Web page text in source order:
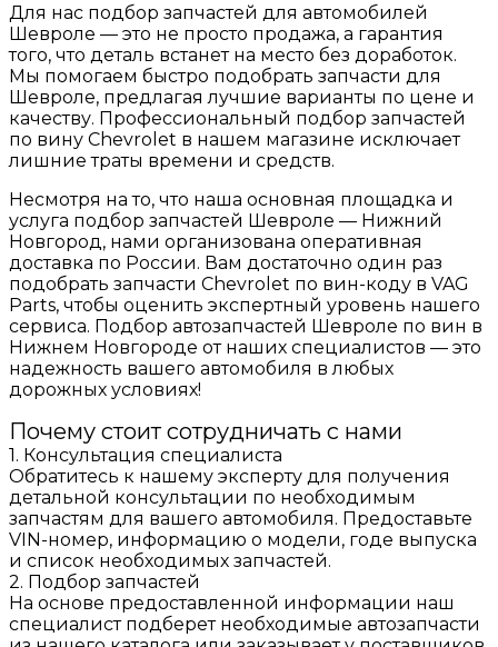
Для нас подбор запчастей для автомобилей
Шевроле — это не просто продажа, а гарантия
того, что деталь встанет на место без доработок.
Мы помогаем быстро подобрать запчасти для
Шевроле, предлагая лучшие варианты по цене и
качеству. Профессиональный подбор запчастей
по вину Chevrolet в нашем магазине исключает
лишние траты времени и средств.
Несмотря на то, что наша основная площадка и
услуга подбор запчастей Шевроле — Нижний
Новгород, нами организована оперативная
доставка по России. Вам достаточно один раз
подобрать запчасти Chevrolet по вин-коду в VAG
Parts, чтобы оценить экспертный уровень нашего
сервиса. Подбор автозапчастей Шевроле по вин в
Нижнем Новгороде от наших специалистов — это
надежность вашего автомобиля в любых
дорожных условиях!
Почему стоит сотрудничать с нами
1. Консультация специалиста
Обратитесь к нашему эксперту для получения
детальной консультации по необходимым
запчастям для вашего автомобиля. Предоставьте
VIN-номер, информацию о модели, годе выпуска
и список необходимых запчастей.
2. Подбор запчастей
На основе предоставленной информации наш
специалист подберет необходимые автозапчасти